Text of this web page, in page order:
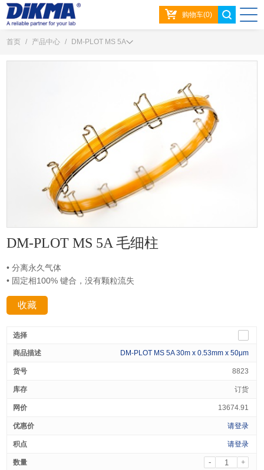
购物车(0)
首页 / 产品中心 / DM-PLOT MS 5A
DM-PLOT MS 5A 毛细柱
• 分离永久气体
• 固定相100% 键合，没有颗粒流失
收藏
DM-PLOT MS 5A 30m x 0.53mm x 50μm
8823
订货
13674.91
请登录
请登录
- +